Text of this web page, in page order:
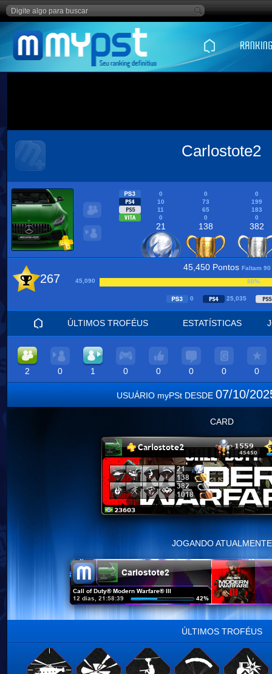
Carlostote2
0 0
0
10
73
199
11
65
183
0
0 0
21 138 382
267
45,450 Pontos Faltam 90
45,090
80%
0 25,035
ÚLTIMOS TROFÉUS ESTATÍSTICAS
2 0 1 0 0 0 0 0
USUÁRIO myPSt DESDE 07/10/
CARD
JOGANDO ATUALMENTE
ÚLTIMOS TROFÉUS